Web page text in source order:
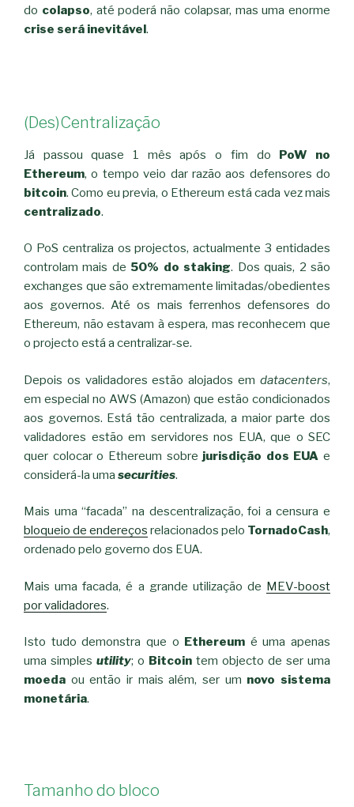
do colapso, até poderá não colapsar, mas uma enorme
crise será inevitável.
(Des)Centralização
Já passou quase 1 mês após o fim do PoW no
Ethereum, o tempo veio dar razão aos defensores do
bitcoin. Como eu previa, o Ethereum está cada vez mais
centralizado.
O PoS centraliza os projectos, actualmente 3 entidades
controlam mais de50% do staking. Dos quais, 2 são
exchanges que são extremamente limitadas/obedientes
aos governos. Até os mais ferrenhos defensores do
Ethereum, não estavam à espera, mas reconhecem que
o projecto está a centralizar-se.
Depois os validadores estão alojados em datacenters,
em especial no AWS (Amazon) que estão condicionados
aos governos. Está tão centralizada, a maior parte dos
validadores estão em servidores nos EUA, que o SEC
quer colocar o Ethereum sobre jurisdição dos EUA e
considerá-la uma securities.
Mais uma “facada” na descentralização, foi a censura e
bloqueio de endereços relacionados pelo TornadoCash,
ordenado pelo governo dos EUA.
Mais uma facada, é a grande utilização de MEV-boost
por validadores.
Isto tudo demonstra que o Ethereum é uma apenas
uma simples utility; o Bitcoin tem objecto de ser uma
moeda ou então ir mais além, ser um novo sistema
monetária.
Tamanho do bloco